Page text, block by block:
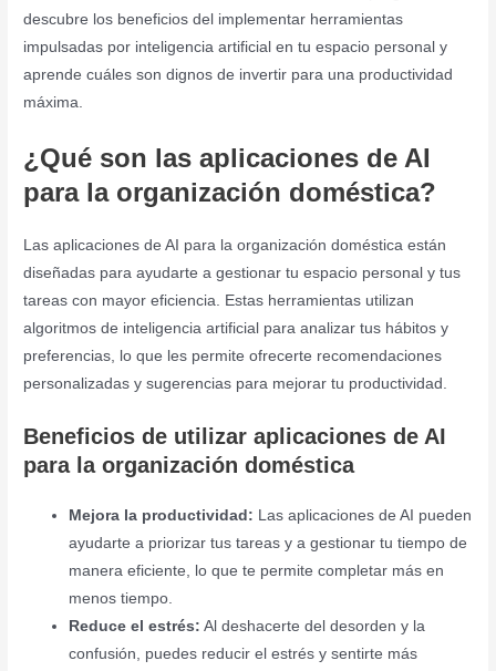
descubre los beneficios del implementar herramientas
impulsadas por inteligencia artificial en tu espacio personal y
aprende cuáles son dignos de invertir para una productividad
máxima.
¿Qué son las aplicaciones de AI
para la organización doméstica?
Las aplicaciones de AI para la organización doméstica están
diseñadas para ayudarte a gestionar tu espacio personal y tus
tareas con mayor eficiencia. Estas herramientas utilizan
algoritmos de inteligencia artificial para analizar tus hábitos y
preferencias, lo que les permite ofrecerte recomendaciones
personalizadas y sugerencias para mejorar tu productividad.
Beneficios de utilizar aplicaciones de AI
para la organización doméstica
Mejora la productividad: Las aplicaciones de AI pueden
ayudarte a priorizar tus tareas y a gestionar tu tiempo de
manera eficiente, lo que te permite completar más en
menos tiempo.
Reduce el estrés: Al deshacerte del desorden y la
confusión, puedes reducir el estrés y sentirte más